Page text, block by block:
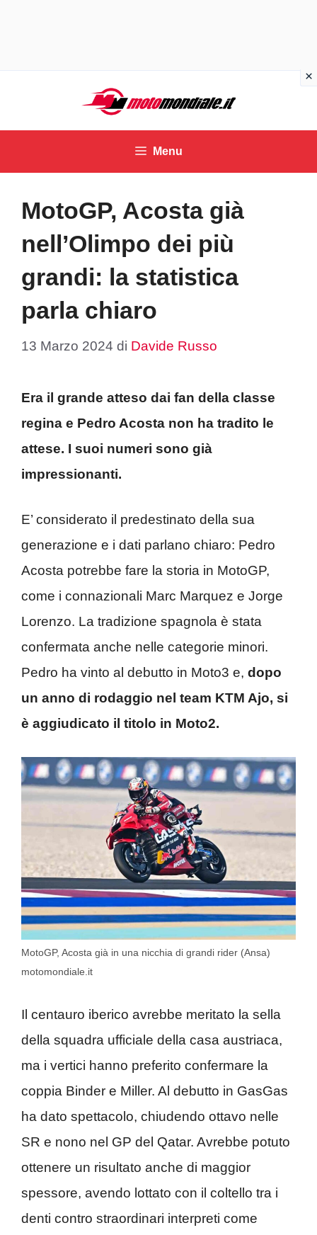
contenuto
Menu
MotoGP, Acosta già
nell’Olimpo dei più
grandi: la statistica
parla chiaro
13 Marzo 2024 di Davide Russo
Era il grande atteso dai fan della classe
regina e Pedro Acosta non ha tradito le
attese. I suoi numeri sono già
impressionanti.
E’ considerato il predestinato della sua
generazione e i dati parlano chiaro: Pedro
Acosta potrebbe fare la storia in MotoGP,
come i connazionali Marc Marquez e Jorge
Lorenzo. La tradizione spagnola è stata
confermata anche nelle categorie minori.
Pedro ha vinto al debutto in Moto3 e, dopo
un anno di rodaggio nel team KTM Ajo, si
è aggiudicato il titolo in Moto2.
MotoGP, Acosta già in una nicchia di grandi rider (Ansa)
motomondiale.it
Il centauro iberico avrebbe meritato la sella
della squadra ufficiale della casa austriaca,
ma i vertici hanno preferito confermare la
coppia Binder e Miller. Al debutto in GasGas
ha dato spettacolo, chiudendo ottavo nelle
SR e nono nel GP del Qatar. Avrebbe potuto
ottenere un risultato anche di maggior
spessore, avendo lottato con il coltello tra i
denti contro straordinari interpreti come